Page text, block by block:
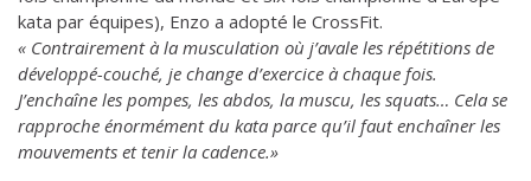
kata par équipes), Enzo a adopté le CrossFit.
« Contrairement à la musculation où j’avale les répétitions de
développé-couché, je change d’exercice à chaque fois.
J’enchaîne les pompes, les abdos, la muscu, les squats… Cela se
rapproche énormément du kata parce qu’il faut enchaîner les
mouvements et tenir la cadence.»